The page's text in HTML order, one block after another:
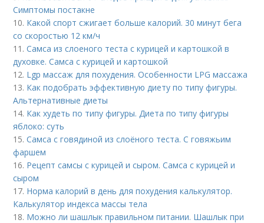
Симптомы постакне
10. Какой спорт сжигает больше калорий. 30 минут бега
со скоростью 12 км/ч
11.Самса из слоеного теста с курицей и картошкой в
духовке. Самса с курицей и картошкой
12. Lgp массаж для похудения. Особенности LPG массажа
13. Как подобрать эффективную диету по типу фигуры.
Альтернативные диеты
14. Как худеть по типу фигуры. Диета по типу фигуры
яблоко: суть
15.Самса с говядиной из слоёного теста. С говяжьим
фаршем
16. Рецепт самсы с курицей и сыром. Самса с курицей и
сыром
17. Норма калорий в день для похудения калькулятор.
Калькулятор индекса массы тела
18. Можно ли шашлык правильном питании. Шашлык при